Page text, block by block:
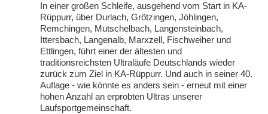
In einer großen Schleife, ausgehend vom Start in KA-
Rüppurr, über Durlach, Grötzingen, Jöhlingen,
Remchingen, Mutschelbach, Langensteinbach,
Ittersbach, Langenalb, Marxzell, Fischweiher und
Ettlingen, führt einer der ältesten und
traditionsreichsten Ultraläufe Deutschlands wieder
zurück zum Ziel in KA-Rüppurr. Und auch in seiner 40.
Auflage - wie könnte es anders sein - erneut mit einer
hohen Anzahl an erprobten Ultras unserer
Laufsportgemeinschaft.